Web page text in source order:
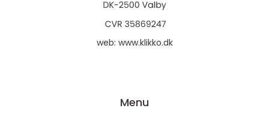
web: www.klikko.dk
Menu